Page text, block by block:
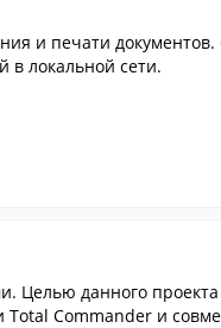
и печати
в локальной сети.
Целью данного
Commander и